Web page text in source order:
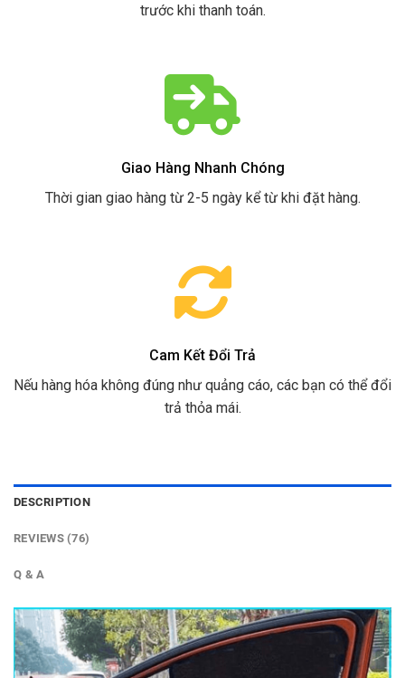
trước khi thanh toán.
Giao Hàng Nhanh Chóng
Thời gian giao hàng từ 2-5 ngày kể từ khi đặt hàng.
Cam Kết Đổi Trả
Nếu hàng hóa không đúng như quảng cáo, các bạn có thể đổi
trả thỏa mái.
DESCRIPTION
REVIEWS (76)
Q & A